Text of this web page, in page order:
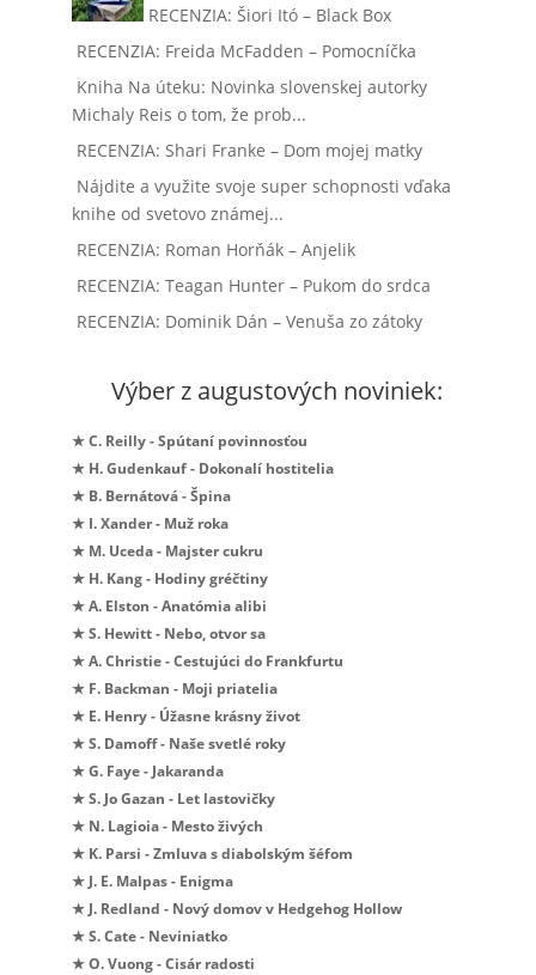
RECENZIA: Šiori Itó – Black Box
RECENZIA: Freida McFadden – Pomocníčka
Kniha Na úteku: Novinka slovenskej autorky
Michaly Reis o tom, že prob...
RECENZIA: Shari Franke – Dom mojej matky
Nájdite a využite svoje super schopnosti vďaka
knihe od svetovo známej...
RECENZIA: Roman Horňák – Anjelik
RECENZIA: Teagan Hunter – Pukom do srdca
RECENZIA: Dominik Dán – Venuša zo zátoky
Výber z augustových noviniek:
★ C. Reilly - Spútaní povinnosťou
★ H. Gudenkauf - Dokonalí hostitelia
★ B. Bernátová - Špina
★ I. Xander - Muž roka
★ M. Uceda - Majster cukru
★ H. Kang - Hodiny gréčtiny
★ A. Elston - Anatómia alibi
★ S. Hewitt - Nebo, otvor sa
★ A. Christie - Cestujúci do Frankfurtu
★ F. Backman - Moji priatelia
★ E. Henry - Úžasne krásny život
★ S. Damoff - Naše svetlé roky
★ G. Faye - Jakaranda
★ S. Jo Gazan - Let lastovičky
★ N. Lagioia - Mesto živých
★ K. Parsi - Zmluva s diabolským šéfom
★ J. E. Malpas - Enigma
★ J. Redland - Nový domov v Hedgehog Hollow
★ S. Cate - Neviniatko
★ O. Vuong - Cisár radosti